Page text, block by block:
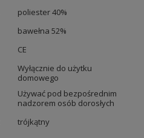
poliester 40%
bawełna 52%
CE
Wyłącznie do użytku
domowego
Używać pod bezpośrednim
nadzorem osób dorosłych
trójkątny